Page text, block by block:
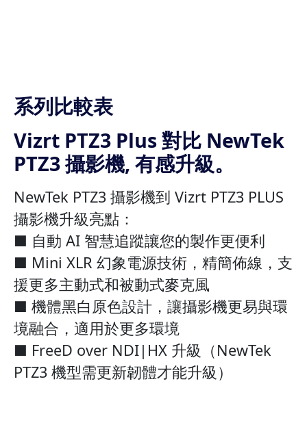
系列比較表
Vizrt PTZ3 Plus 對比 NewTek
PTZ3 攝影機, 有感升級。
NewTek PTZ3 攝影機到 Vizrt PTZ3 PLUS
攝影機升級亮點：
■ 自動 AI 智慧追蹤讓您的製作更便利
■ Mini XLR 幻象電源技術，精簡佈線，支
援更多主動式和被動式麥克風
■ 機體黑白原色設計，讓攝影機更易與環
境融合，適用於更多環境
■ FreeD over NDI|HX 升級（NewTek
PTZ3 機型需更新韌體才能升級）